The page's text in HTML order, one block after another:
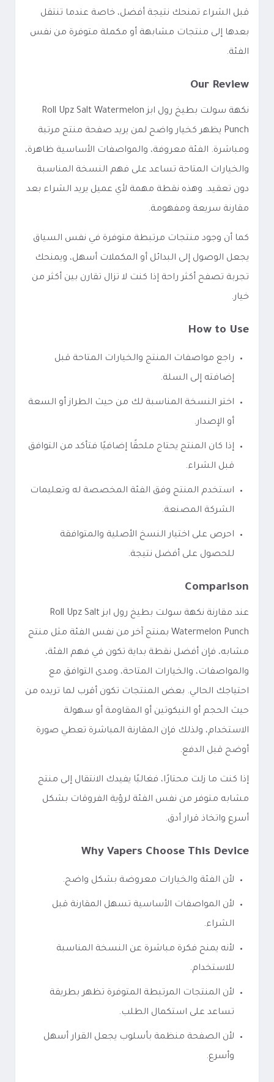
قبل الشراء تمنحك نتيجة أفضل، خاصة عندما تنتقل
بعدها إلى منتجات مشابهة أو مكملة متوفرة من نفس
الفئة.
Our Review
نكهة سولت بطيخ رول ابز Roll Upz Salt Watermelon
Punch يظهر كخيار واضح لمن يريد صفحة منتج مرتبة
ومباشرة. الفئة معروفة، والمواصفات الأساسية ظاهرة،
والخيارات المتاحة تساعد على فهم النسخة المناسبة
دون تعقيد. وهذه نقطة مهمة لأي عميل يريد الشراء بعد
مقارنة سريعة ومفهومة.
كما أن وجود منتجات مرتبطة متوفرة في نفس السياق
يجعل الوصول إلى البدائل أو المكملات أسهل، ويمنحك
تجربة تصفح أكثر راحة إذا كنت لا تزال تقارن بين أكثر من
خيار.
How to Use
راجع مواصفات المنتج والخيارات المتاحة قبل
إضافته إلى السلة.
اختر النسخة المناسبة لك من حيث الطراز أو السعة
أو الإصدار.
إذا كان المنتج يحتاج ملحقًا إضافيًا فتأكد من التوافق
قبل الشراء.
استخدم المنتج وفق الفئة المخصصة له وتعليمات
الشركة المصنعة.
احرص على اختيار النسخ الأصلية والمتوافقة
للحصول على أفضل نتيجة.
Comparison
عند مقارنة نكهة سولت بطيخ رول ابز Roll Upz Salt
Watermelon Punch بمنتج آخر من نفس الفئة مثل منتج
مشابه، فإن أفضل نقطة بداية تكون في فهم الفئة،
والمواصفات، والخيارات المتاحة، ومدى التوافق مع
احتياجك الحالي. بعض المنتجات تكون أقرب لما تريده من
حيث الحجم أو النيكوتين أو المقاومة أو سهولة
الاستخدام، ولذلك فإن المقارنة المباشرة تعطي صورة
أوضح قبل الدفع.
إذا كنت ما زلت محتارًا، فغالبًا يفيدك الانتقال إلى منتج
مشابه متوفر من نفس الفئة لرؤية الفروقات بشكل
أسرع واتخاذ قرار أدق.
Why Vapers Choose This Device
لأن الفئة والخيارات معروضة بشكل واضح.
لأن المواصفات الأساسية تسهل المقارنة قبل
الشراء.
لأنه يمنح فكرة مباشرة عن النسخة المناسبة
للاستخدام.
لأن المنتجات المرتبطة المتوفرة تظهر بطريقة
تساعد على استكمال الطلب.
لأن الصفحة منظمة بأسلوب يجعل القرار أسهل
وأسرع.